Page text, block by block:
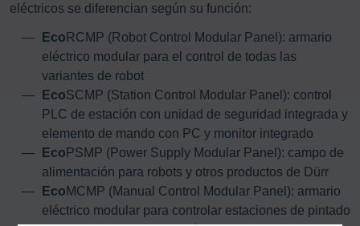
eléctricos se diferencian según su función:
Eco RCMP (Robot Control Modular Panel): armario
eléctrico modular para el control de todas las
variantes de robot
EcoSCMP (Station Control Modular Panel): control
PLC de estación con unidad de seguridad integrada y
elemento de mando con PC y monitor integrado
Eco PSMP (Power Supply Modular Panel): campo de
alimentación para robots y otros productos de Dürr
Eco MCMP (Manual Control Modular Panel): armario
eléctrico modular para controlar estaciones de pintado